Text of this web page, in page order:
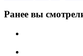
Ранее вы